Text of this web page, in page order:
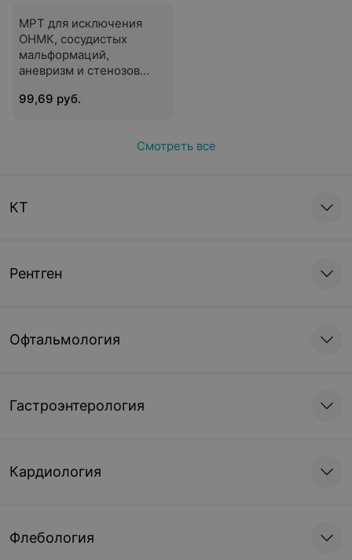
МРТ для исключения
ОНМК, сосудистых
мальформаций,
аневризм и стенозов
интракраниальных
99,69 руб.
Смотреть все
КТ
Рентген
Офтальмология
Гастроэнтерология
Кардиология
Флебология